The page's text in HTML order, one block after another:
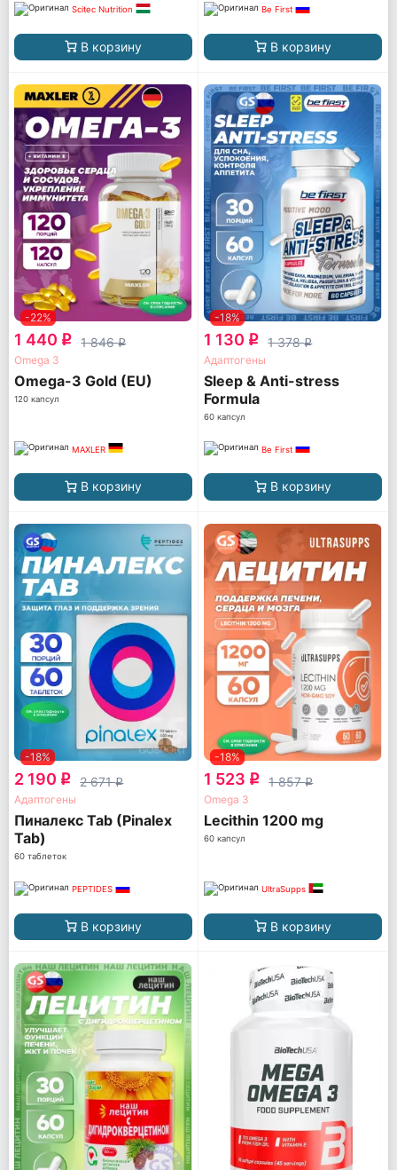
Scitec Nutrition
В корзину
Be First
В корзину
-22%
1 440 q 1 846q
Omega 3
Omega-3 Gold (EU)
120 капсул
MAXLER
В корзину
-18%
1 130 q 1 378q
Адаптогены
Sleep & Anti-stress
Formula
60 капсул
Be First
В корзину
-18%
2 190 q 2 671q
Адаптогены
Пиналекс Tab (Pinalex
Tab)
60 таблеток
PEPTIDES
В корзину
-18%
1 523 q 1 857q
Omega 3
Lecithin 1200 mg
60 капсул
UltraSupps
В корзину